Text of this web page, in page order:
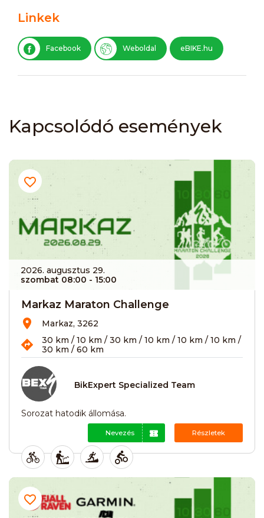
Linkek
Facebook Weboldal eBIKE.hu
Kapcsolódó események
2026. augusztus 29.
szombat 08:00 - 15:00
Markaz Maraton Challenge
Markaz, 3262
30 km / 10 km / 30 km / 10 km / 10 km / 10 km /
30 km / 60 km
BikExpert Specialized Team
Sorozat hatodik állomása.
Nevezés Részletek